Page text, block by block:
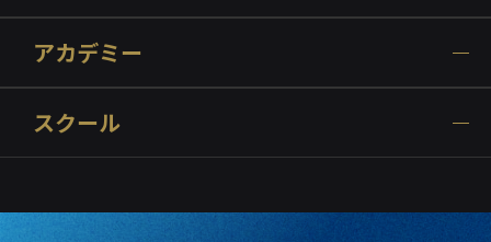
アカデミー
スクール